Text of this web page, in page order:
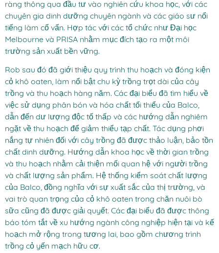
ràng thông qua đầu tư vào nghiên cứu khoa học, với các
chuyên gia dinh dưỡng chuyên ngành và các giáo sư nổi
tiếng làm cố vấn. Hợp tác với các tổ chức như Đại học
Melbourne và PRISA nhằm mục đích tạo ra một môi
trường sản xuất bền vững.
Rob sau đó đã giới thiệu quy trình thu hoạch và đóng kiện
cỏ khô oaten, làm nổi bật chu kỳ trồng trọt dài của cây
trồng và thu hoạch hàng năm. Các đại biểu đã tìm hiểu về
việc sử dụng phân bón và hóa chất tối thiểu của Balco,
dẫn đến dư lượng độc tố thấp và các hướng dẫn nghiêm
ngặt về thu hoạch để giảm thiểu tạp chất. Tác dụng phơi
nắng tự nhiên đối với cây trồng đã được thảo luận, bảo tồn
chất dinh dưỡng. Hướng dẫn khoa học về thời gian trồng
và thu hoạch nhằm cải thiện mối quan hệ với người trồng
và chất lượng sản phẩm. Hệ thống kiểm soát chất lượng
của Balco, đồng nghĩa với sự xuất sắc của thị trường, và
vai trò quan trọng của cỏ khô oaten trong chăn nuôi bò
sữa cũng đã được giải quyết. Các đại biểu đã được thông
báo tóm tắt về xu hướng ngành công nghiệp hiện tại và kế
hoạch mở rộng trong tương lai, bao gồm chương trình
trồng cỏ yến mạch hữu cơ.